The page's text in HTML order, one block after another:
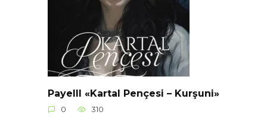
Payelll «Kartal Pençesi – Kurşuni»
0 310